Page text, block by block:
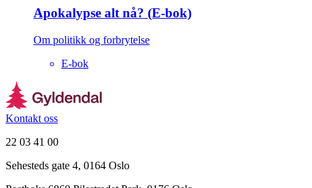
Apokalypse alt nå? (E-bok)
Om politikk og forbrytelse
E-bok
Kontakt oss
22 03 41 00
Sehesteds gate 4, 0164 Oslo